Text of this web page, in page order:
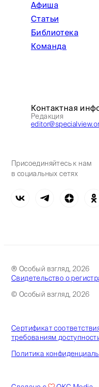
Афиша
Статьи
Библиотека
Команда
Контактная
Редакция
Присоединяйтесь к нам
в социальных сетях
® Особый взгляд, 2026
Свидетельство о
© Особый взгляд, 2026
Сертификат
требованиям
Политика